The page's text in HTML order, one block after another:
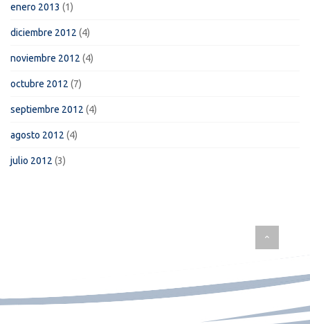
enero 2013 (1)
diciembre 2012 (4)
noviembre 2012 (4)
octubre 2012 (7)
septiembre 2012 (4)
agosto 2012 (4)
julio 2012 (3)